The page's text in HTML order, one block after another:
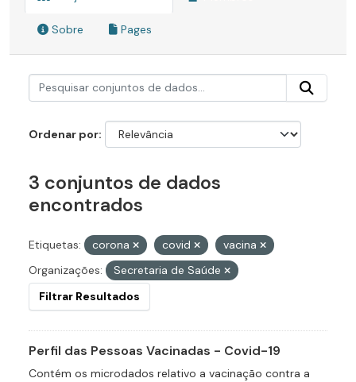
Sobre Pages
Ordenar por
3 conjuntos de dados
encontrados
Etiquetas: corona covid
vacina
Organizações:
Secretaria de Saúde
Filtrar Resultados
Perfil das Pessoas Vacinadas - Covid-19
Contém os microdados relativo a vacinação contra a